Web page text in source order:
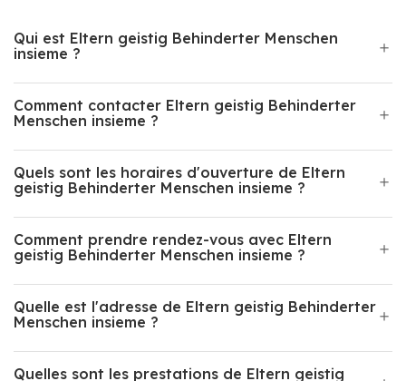
Qui est Eltern geistig Behinderter Menschen
insieme ?
Comment contacter Eltern geistig Behinderter
Menschen insieme ?
Quels sont les horaires d'ouverture de Eltern
geistig Behinderter Menschen insieme ?
Comment prendre rendez-vous avec Eltern
geistig Behinderter Menschen insieme ?
Quelle est l'adresse de Eltern geistig Behinderter
Menschen insieme ?
Quelles sont les prestations de Eltern geistig